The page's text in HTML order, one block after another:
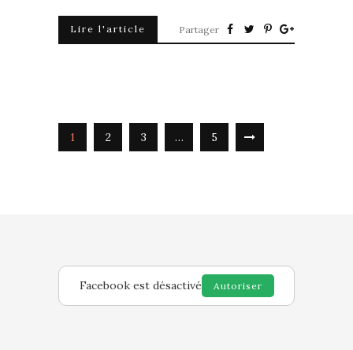
Lire l'article Partager
1 2 3 … 5
Facebook est désactivé Autoriser